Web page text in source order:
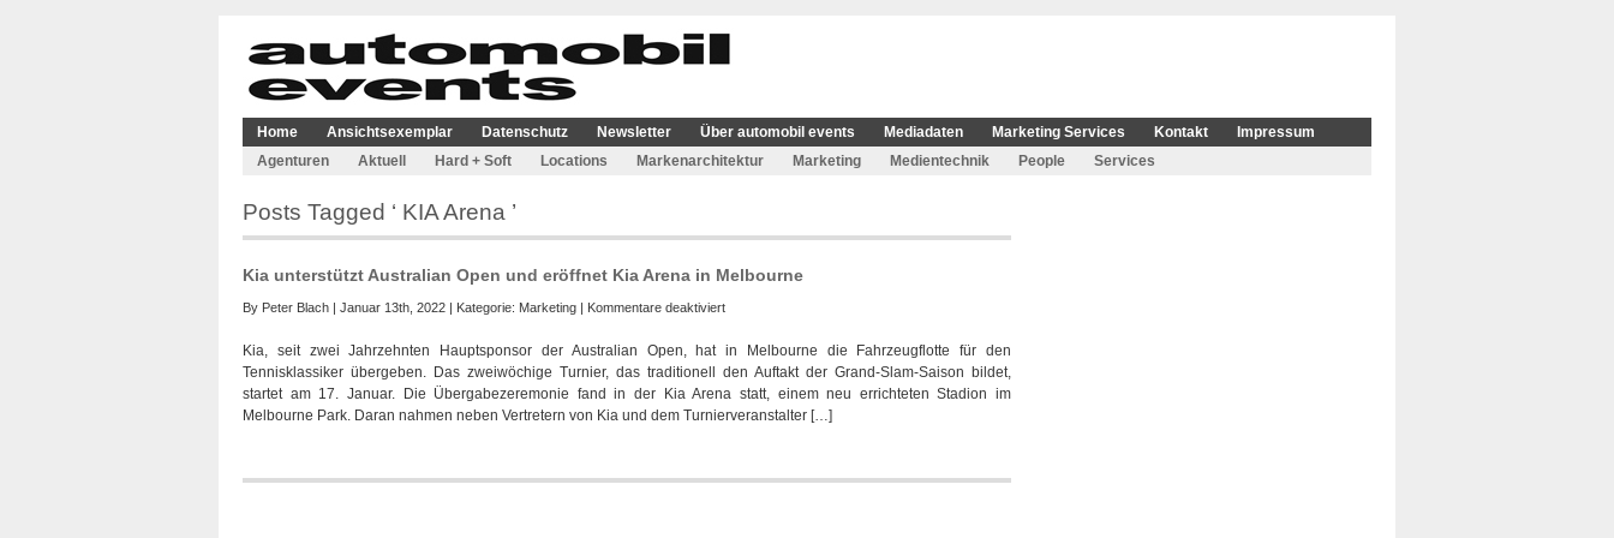
Home Ansichtsexemplar Datenschutz Newsletter Über automobil events Mediadaten Marketing Services Kontakt
Impressum
Agenturen
Aktuell Hard + Soft Locations Markenarchitektur Marketing Medientechnik People Services
Posts Tagged ‘ KIA Arena ’
Kia unterstützt Australian Open und eröffnet Kia Arena in Melbourne
By Peter Blach | Januar 13th, 2022 | Kategorie: Marketing | Kommentare deaktiviertfür
unterstützt
Australian
Open
und
Arena
Kia, seit zwei Jahrzehnten Hauptsponsor der Australian Open, hat in Melbourne die Fahrzeugflotte für den
Tennisklassiker übergeben. Das zweiwöchige Turnier, das traditionell den Auftakt der Grand-Slam-Saison bildet,
startet am 17. Januar. Die Übergabezeremonie fand in der Kia Arena statt, einem neu errichteten Stadion im
Melbourne Park. Daran nahmen neben Vertretern von Kia und dem Turnierveranstalter […]